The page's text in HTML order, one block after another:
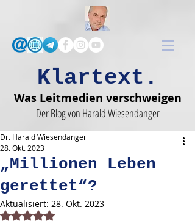
Klartext.
Was Leitmedien verschweigen
Der Blog von Harald Wiesendanger
„Millionen Leben
gerettet“?
Dr. Harald Wiesendanger
28. Okt. 2023
Aktualisiert: 28. Okt. 2023
Mit NaN von 5 Sternen bewertet.